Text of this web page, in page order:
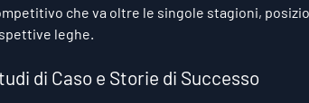
che va oltre le singole stagioni,
leghe.
di Caso e Storie di Successo